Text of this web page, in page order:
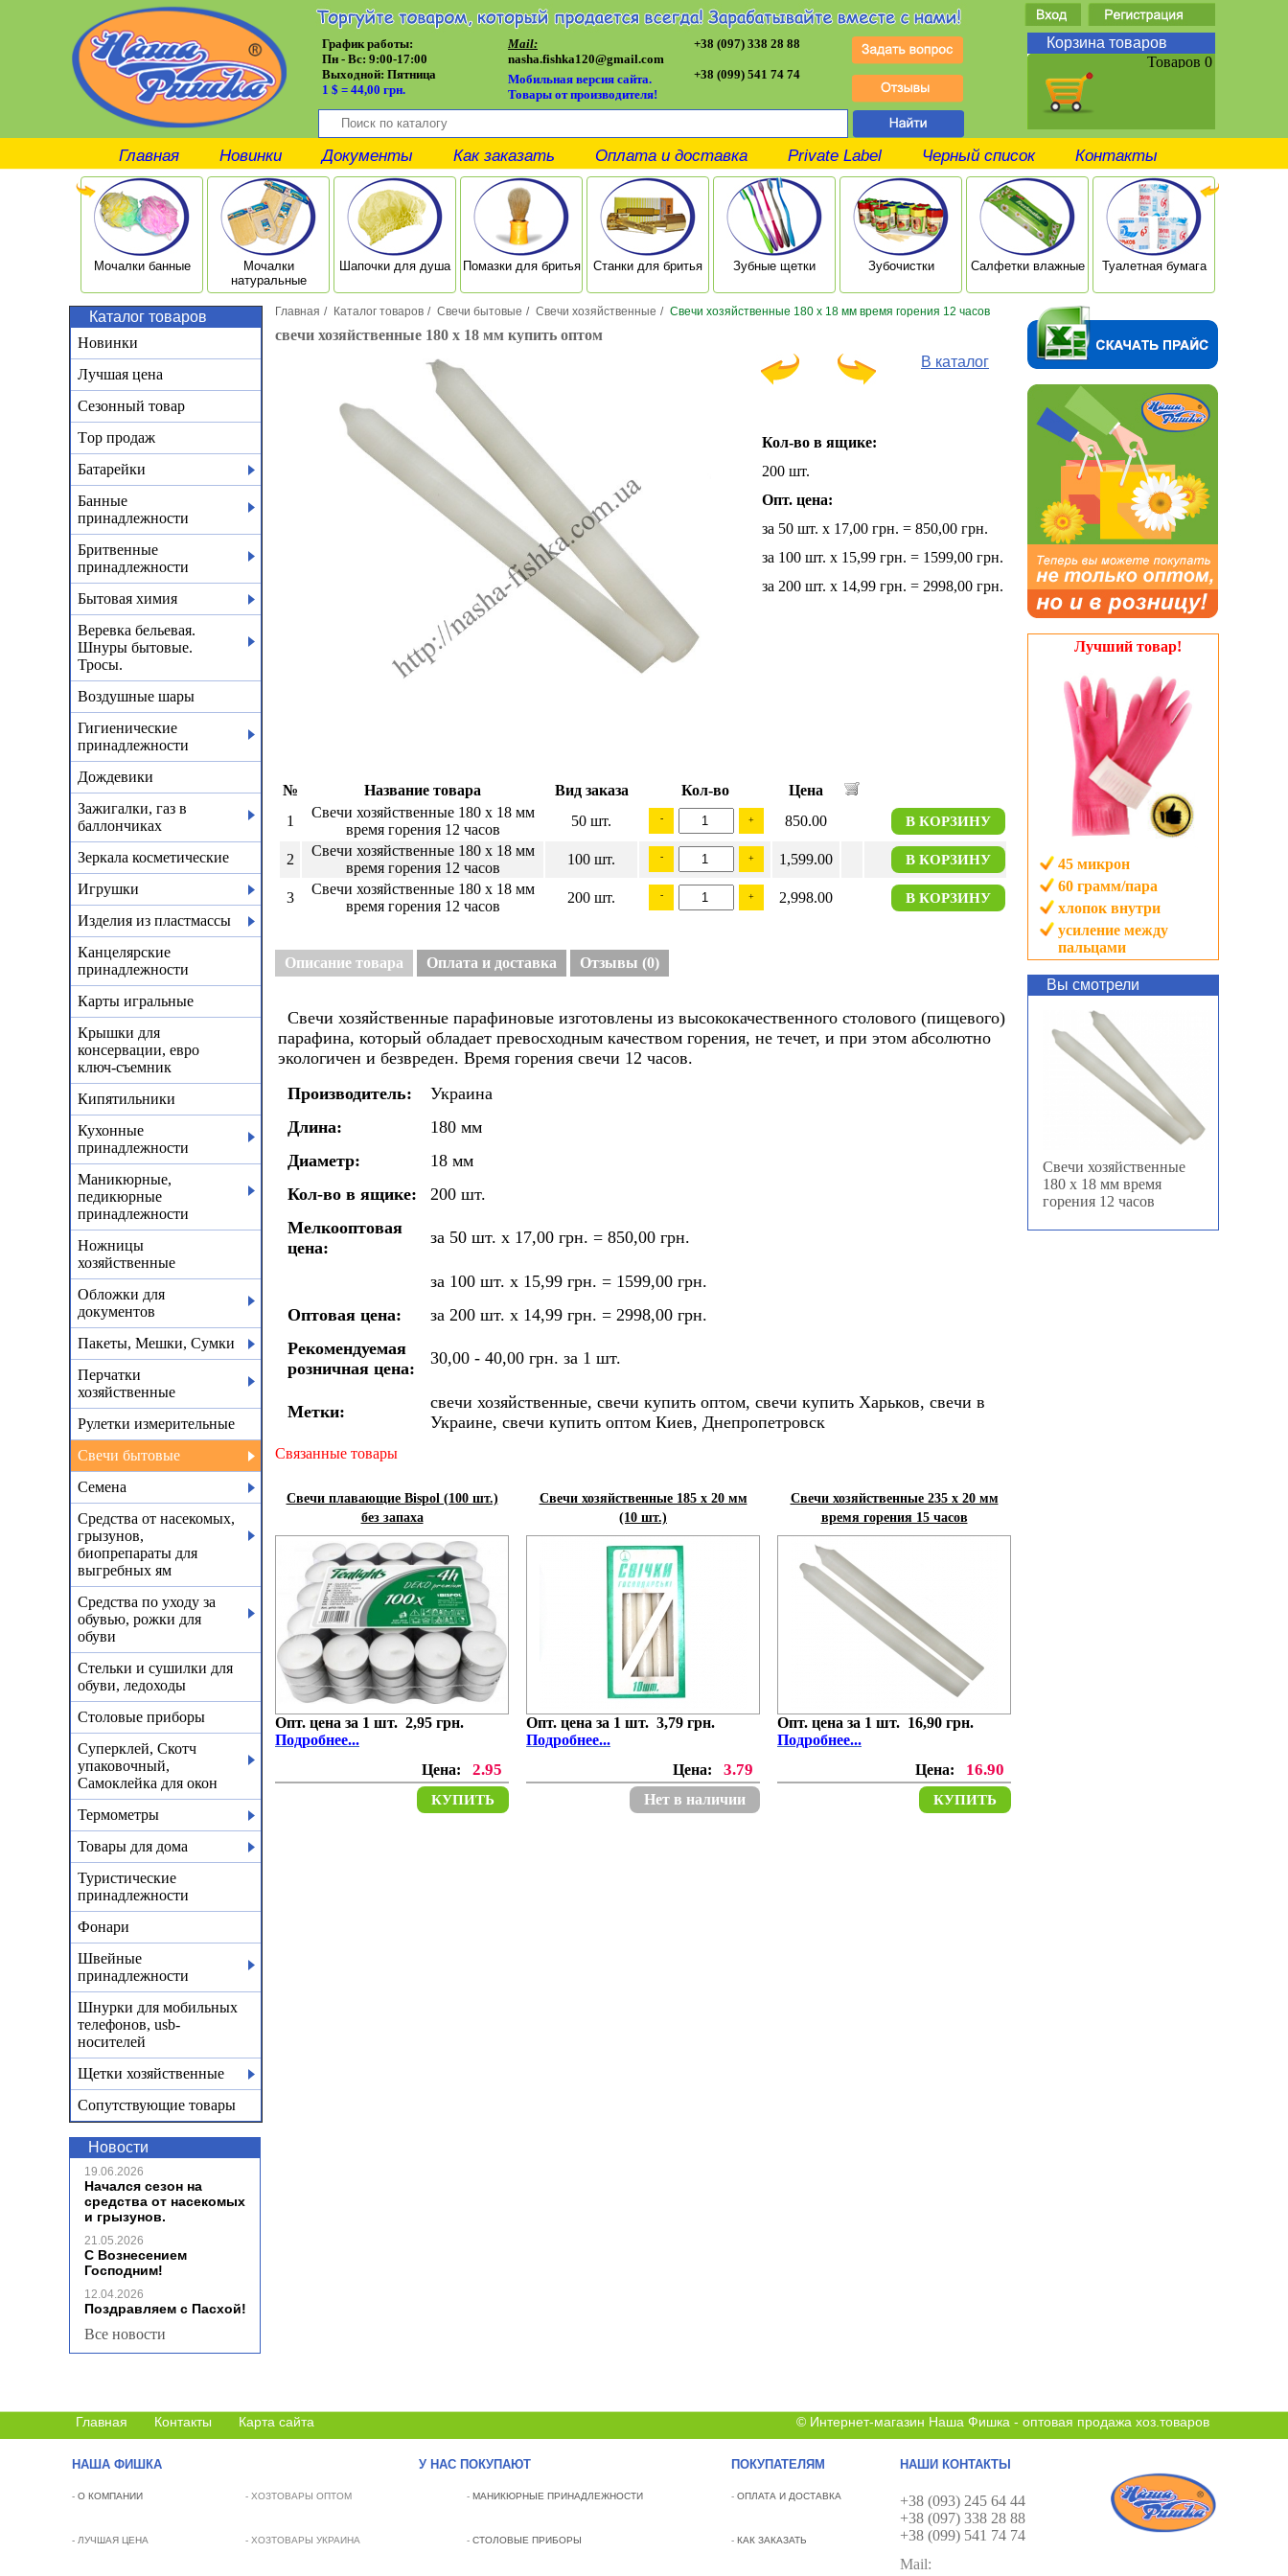
График работы:
Пн - Вс: 9:00-17:00
Выходной: Пятница
1 $ = 44,00 грн.
Mail:
nasha.fishka120@gmail.com
Мобильная версия сайта.
Товары от производителя!
+38 (097) 338 28 88
+38 (099) 541 74 74
Главная Новинки Документы Как заказать Оплата и доставка Private Label Черный список Контакты
Мочалки банные
Мочалки
натуральные
Шапочки для душа Помазки для бритья Станки для бритья Зубные щетки Зубочистки Салфетки влажные Туалетная бумага
Каталог товаров
Новинки
Лучшая цена
Сезонный товар
Тop продаж
Батарейки
Банные
принадлежности
Бритвенные
принадлежности
Бытовая химия
Веревка бельевая.
Шнуры бытовые.
Тросы.
Воздушные шары
Гигиенические
принадлежности
Дождевики
Зажигалки, газ в
баллончиках
Зеркала косметические
Игрушки
Изделия из пластмассы
Канцелярские
принадлежности
Карты игральные
Крышки для
консервации, евро
ключ-съемник
Кипятильники
Кухонные
принадлежности
Маникюрные,
педикюрные
принадлежности
Ножницы
хозяйственные
Обложки для
документов
Пакеты, Мешки, Сумки
Перчатки
хозяйственные
Рулетки измерительные
Свечи бытовые
Семена
Средства от насекомых,
грызунов,
биопрепараты для
выгребных ям
Средства по уходу за
обувью, рожки для
обуви
Стельки и сушилки для
обуви, ледоходы
Столовые приборы
Суперклей, Скотч
упаковочный,
Самоклейка для окон
Термометры
Товары для дома
Туристические
принадлежности
Фонари
Швейные
принадлежности
Шнурки для мобильных
телефонов, usb-
носителей
Щетки хозяйственные
Сопутствующие товары
Новости
19.06.2026
Начался сезон на
средства от насекомых
и грызунов.
21.05.2026
С Вознесением
Господним!
12.04.2026
Поздравляем с Пасхой!
Все новости
Корзина товаров
Товаров 0
Лучший товар!
45 микрон
60 грамм/пара
хлопок внутри
усиление между
пальцами
Вы смотрели
Свечи хозяйственные
180 х 18 мм время
горения 12 часов
Главная / Каталог товаров / Свечи бытовые / Свечи хозяйственные / Свечи хозяйственные 180 х 18 мм время горения 12 часов
свечи хозяйственные 180 х 18 мм купить оптом
В каталог
Кол-во в ящике:
200 шт.
Опт. цена:
за 50 шт. х 17,00 грн. = 850,00 грн.
за 100 шт. х 15,99 грн. = 1599,00 грн.
за 200 шт. х 14,99 грн. = 2998,00 грн.
№ Название товара Вид заказа Кол-во
Цена
1
Свечи хозяйственные 180 х 18 мм
время горения 12 часов
50 шт. - + 850.00 В КОРЗИНУ
2
Свечи хозяйственные 180 х 18 мм
время горения 12 часов
100 шт. - + 1,599.00 В КОРЗИНУ
3
Свечи хозяйственные 180 х 18 мм
время горения 12 часов
200 шт. - + 2,998.00 В КОРЗИНУ
Описание товара Оплата и доставка Отзывы (0)
Свечи хозяйственные парафиновые изготовлены из высококачественного столового (пищевого)
парафина, который обладает превосходным качеством горения, не течет, и при этом абсолютно
экологичен и безвреден. Время горения свечи 12 часов.
Производитель:
Украина
Длина:
180 мм
Диаметр:
18 мм
Кол-во в ящике:
200 шт.
Мелкооптовая
цена:
за 50 шт. х 17,00 грн. = 850,00 грн.
за 100 шт. х 15,99 грн. = 1599,00 грн.
Оптовая цена:
за 200 шт. х 14,99 грн. = 2998,00 грн.
Рекомендуемая
розничная цена:
30,00 - 40,00 грн. за 1 шт.
Метки:
свечи хозяйственные, свечи купить оптом, свечи купить Харьков, свечи в
Украине, свечи купить оптом Киев, Днепропетровск
Связанные товары
Свечи плавающие Bispol (100 шт.)
без запаха
Опт. цена за 1 шт. 2,95 грн.
Подробнее...
Цена:
2.95
КУПИТЬ
Свечи хозяйственные 185 х 20 мм
(10 шт.)
Опт. цена за 1 шт. 3,79 грн.
Подробнее...
Цена:
3.79
Нет в наличии
Свечи хозяйственные 235 х 20 мм
время горения 15 часов
Опт. цена за 1 шт. 16,90 грн.
Подробнее...
Цена:
16.90
КУПИТЬ
Главная Контакты Карта сайта © Интернет-магазин Наша Фишка - оптовая продажа хоз.товаров
НАША ФИШКА У НАС ПОКУПАЮТ ПОКУПАТЕЛЯМ НАШИ КОНТАКТЫ
- О КОМПАНИИ - ХОЗТОВАРЫ ОПТОМ - МАНИКЮРНЫЕ ПРИНАДЛЕЖНОСТИ - ОПЛАТА И ДОСТАВКА
+38 (093) 245 64 44
+38 (097) 338 28 88
+38 (099) 541 74 74
Mail:
- ЛУЧШАЯ ЦЕНА - ХОЗТОВАРЫ УКРАИНА - СТОЛОВЫЕ ПРИБОРЫ - КАК ЗАКАЗАТЬ